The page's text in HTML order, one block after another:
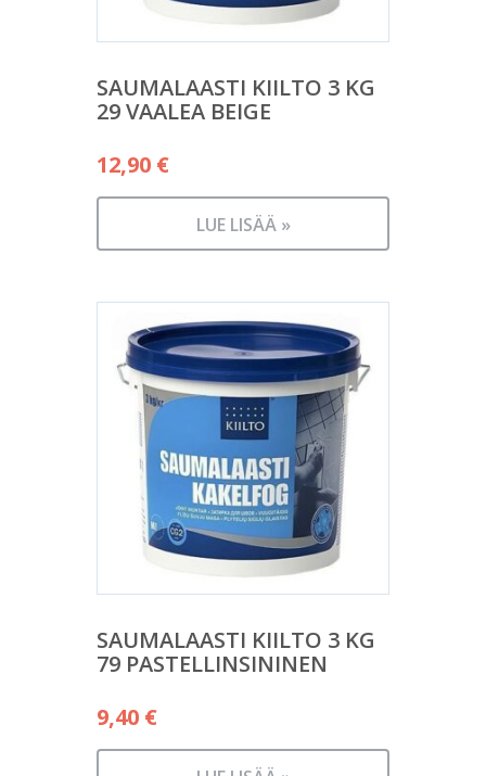
SAUMALAASTI KIILTO 3 KG
29 VAALEA BEIGE
12,90 €
LUE LISÄÄ »
SAUMALAASTI KIILTO 3 KG
79 PASTELLINSININEN
9,40 €